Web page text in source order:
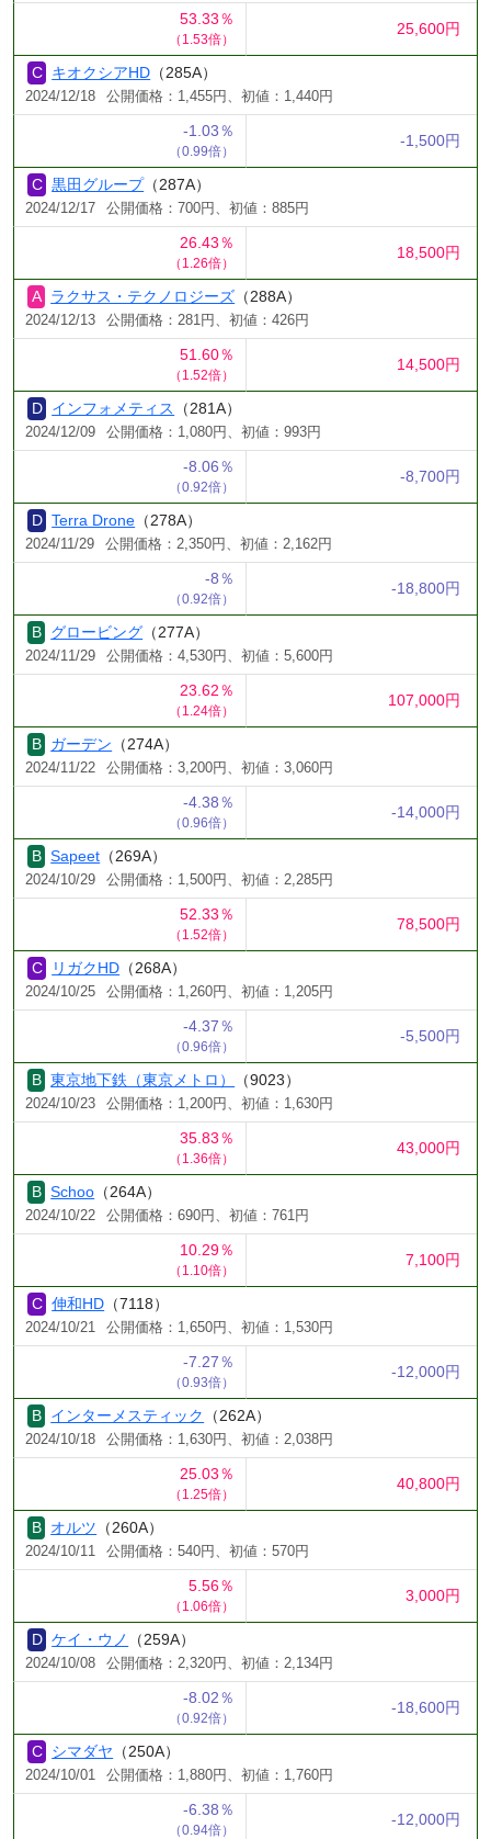
53.33％
（1.53倍）
25,600円
キオクシアHD （285A）
2024/12/18 公開価格：1,455円、初値：1,440円
-1.03％
（0.99倍）
-1,500円
黒田グループ（287A）
2024/12/17 公開価格：700円、初値：885円
26.43％
（1.26倍）
18,500円
ラクサス・テクノロジーズ （288A）
2024/12/13 公開価格：281円、初値：426円
51.60％
（1.52倍）
14,500円
インフォメティス （281A）
2024/12/09 公開価格：1,080円、初値：993円
-8.06％
（0.92倍）
-8,700円
Terra Drone （278A）
2024/11/29 公開価格：2,350円、初値：2,162円
-8％
（0.92倍）
-18,800円
グロービング （277A）
2024/11/29 公開価格：4,530円、初値：5,600円
23.62％
（1.24倍）
107,000円
ガーデン （274A）
2024/11/22 公開価格：3,200円、初値：3,060円
-4.38％
（0.96倍）
-14,000円
Sapeet （269A）
2024/10/29 公開価格：1,500円、初値：2,285円
52.33％
（1.52倍）
78,500円
リガクHD （268A）
2024/10/25 公開価格：1,260円、初値：1,205円
-4.37％
（0.96倍）
-5,500円
東京地下鉄（東京メトロ） （9023）
2024/10/23 公開価格：1,200円、初値：1,630円
35.83％
（1.36倍）
43,000円
Schoo （264A）
2024/10/22 公開価格：690円、初値：761円
10.29％
（1.10倍）
7,100円
伸和HD （7118）
2024/10/21 公開価格：1,650円、初値：1,530円
-7.27％
（0.93倍）
-12,000円
インターメスティック （262A）
2024/10/18 公開価格：1,630円、初値：2,038円
25.03％
（1.25倍）
40,800円
オルツ （260A）
2024/10/11 公開価格：540円、初値：570円
5.56％
（1.06倍）
3,000円
ケイ・ウノ （259A）
2024/10/08 公開価格：2,320円、初値：2,134円
-8.02％
（0.92倍）
-18,600円
シマダヤ （250A）
2024/10/01 公開価格：1,880円、初値：1,760円
-6.38％
（0.94倍）
-12,000円